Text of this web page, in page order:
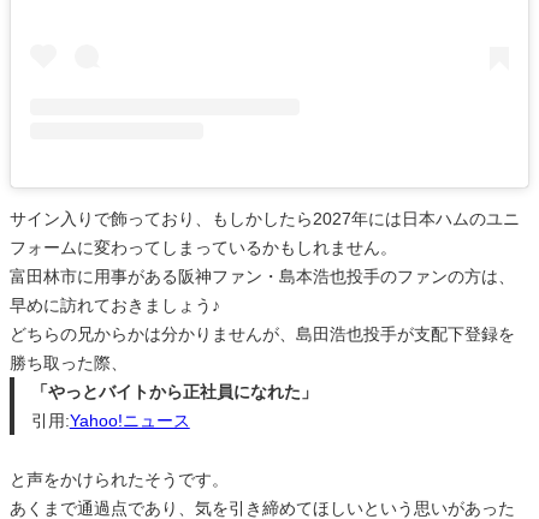
サイン入りで飾っており、もしかしたら2027年には日本ハムのユニ
フォームに変わってしまっているかもしれません。
富田林市に用事がある阪神ファン・島本浩也投手のファンの方は、
早めに訪れておきましょう♪
どちらの兄からかは分かりませんが、島田浩也投手が支配下登録を
勝ち取った際、
「やっとバイトから正社員になれた」
引用:Yahoo!ニュース
と声をかけられたそうです。
あくまで通過点であり、気を引き締めてほしいという思いがあった